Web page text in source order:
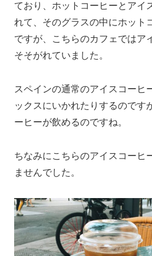
ており、ホットコーヒーとアイ
れて、そのグラスの中にホット
ですが、こちらのカフェではア
そそがれていました。
スペインの通常のアイスコーヒ
ックスにいかれたりするのです
ーヒーが飲めるのですね。
ちなみにこちらのアイスコーヒ
ませんでした。